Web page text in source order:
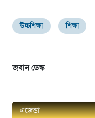
উচ্চশিক্ষা শিক্ষা
জবান ডেস্ক
এজেন্ডা